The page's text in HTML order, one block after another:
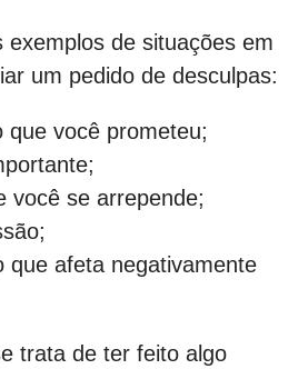
exemplos de situações em
um pedido de desculpas:
que você prometeu;
você se arrepende;
que afeta negativamente
trata de ter feito algo